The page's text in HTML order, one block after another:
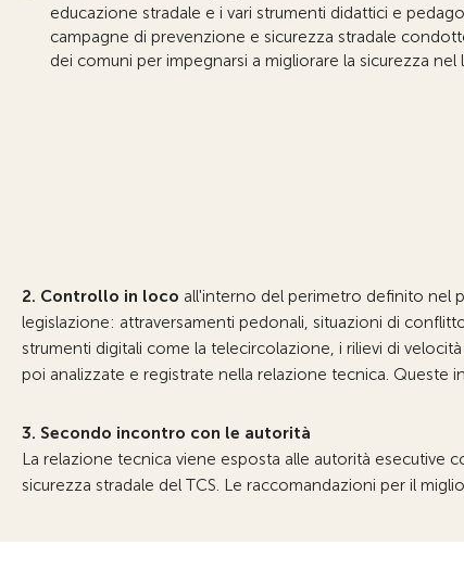
educazione stradale e i vari strumenti didattici e
campagne di prevenzione e sicurezza stradale
dei comuni per impegnarsi a migliorare la sicurezza
2. Controllo in loco all'interno del perimetro definito nel
legislazione: attraversamenti pedonali, situazioni di
strumenti digitali come la telecircolazione, i rilievi di
poi analizzate e registrate nella relazione tecnica. Queste
3. Secondo incontro con le autorità
La relazione tecnica viene esposta alle autorità esecutive
sicurezza stradale del TCS. Le raccomandazioni per il